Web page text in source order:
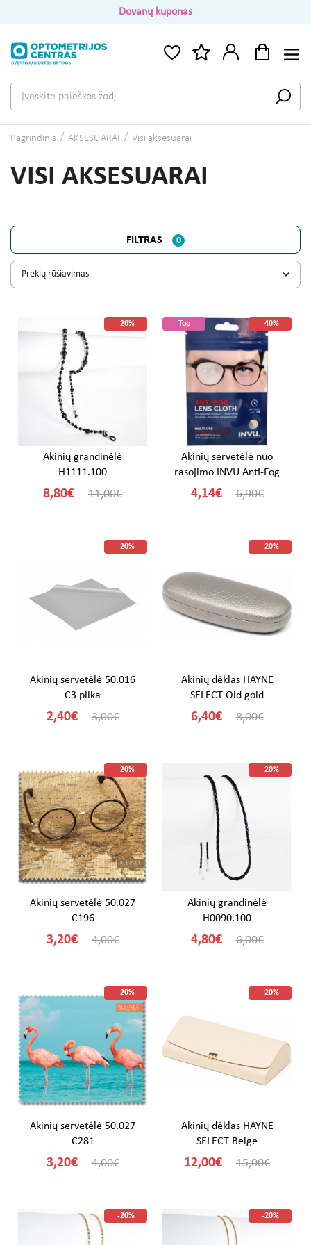
Dovanų kuponas
Pagrindinis AKSESUARAI Visi aksesuarai
VISI AKSESUARAI
FILTRAS 0
-20%
Akinių grandinėlė
H1111.100
8,80€ 11,00€
Top -40%
Akinių servetėlė nuo
rasojimo INVU Anti-Fog
4,14€ 6,90€
-20%
Akinių servetėlė 50.016
C3 pilka
2,40€ 3,00€
-20%
Akinių dėklas HAYNE
SELECT Old gold
6,40€ 8,00€
-20%
Akinių servetėlė 50.027
C196
3,20€ 4,00€
-20%
Akinių grandinėlė
H0090.100
4,80€ 6,00€
-20%
Akinių servetėlė 50.027
C281
3,20€ 4,00€
-20%
Akinių dėklas HAYNE
SELECT Beige
12,00€ 15,00€
-20% -20%